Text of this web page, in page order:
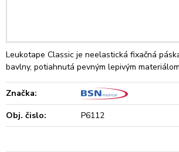
Leukotape Classic je neelastická fixačná
bavlny, potiahnutá pevným lepivým
Značka:
Obj. čislo:
P6112